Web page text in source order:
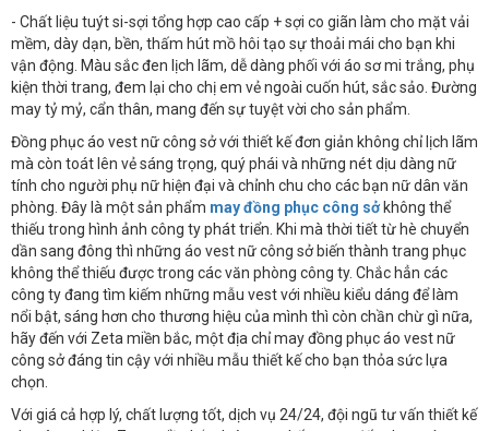
- Chất liệu tuýt si-sợi tổng hợp cao cấp + sợi co giãn làm cho mặt vải
mềm, dày dạn, bền, thấm hút mồ hôi tạo sự thoải mái cho bạn khi
vận động. Màu sắc đen lịch lãm, dễ dàng phối với áo sơ mi trắng, phụ
kiện thời trang, đem lại cho chị em vẻ ngoài cuốn hút, sắc sảo. Đường
may tỷ mỷ, cẩn thân, mang đến sự tuyệt vời cho sản phẩm.
Đồng phục áo vest nữ công sở với thiết kế đơn giản không chỉ lịch lãm
mà còn toát lên vẻ sáng trọng, quý phái và những nét dịu dàng nữ
tính cho người phụ nữ hiện đại và chỉnh chu cho các bạn nữ dân văn
phòng. Đây là một sản phẩm may đồng phục công sởkhông thể
thiếu trong hình ảnh công ty phát triển. Khi mà thời tiết từ hè chuyển
dần sang đông thì những áo vest nữ công sở biến thành trang phục
không thể thiếu được trong các văn phòng công ty. Chắc hẳn các
công ty đang tìm kiếm những mẫu vest với nhiều kiểu dáng để làm
nổi bật, sáng hơn cho thương hiệu của mình thì còn chần chừ gì nữa,
hãy đến với Zeta miền bắc, một địa chỉ may đồng phục áo vest nữ
công sở đáng tin cậy với nhiều mẫu thiết kế cho bạn thỏa sức lựa
chọn.
Với giá cả hợp lý, chất lượng tốt, dịch vụ 24/24, đội ngũ tư vấn thiết kế